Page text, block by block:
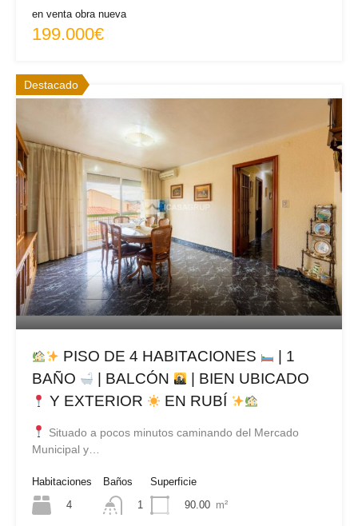
en venta obra nueva
199.000€
Destacado
PISO DE 4 HABITACIONES
| 1
BAÑO
| BALCÓN
| BIEN UBICADO
Y EXTERIOR
EN RUBÍ
Situado a pocos minutos caminando del Mercado
Municipal y…
Habitaciones
4
Baños
1
Superficie
90.00 m²